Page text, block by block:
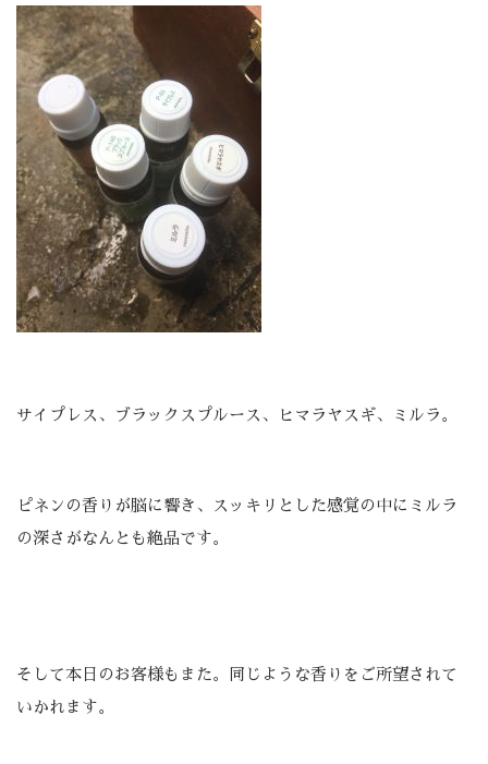
サイプレス、ブラックスプルース、ヒマラヤスギ、ミルラ。
ピネンの香りが脳に響き、スッキリとした感覚の中にミルラ
の深さがなんとも絶品です。
そして本日のお客様もまた。同じような香りをご所望されて
いかれます。